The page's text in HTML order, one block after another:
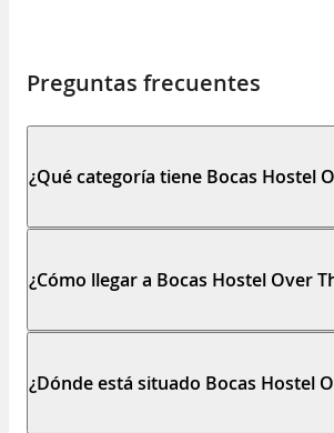
Preguntas frecuentes
¿Qué categoría tiene Bocas Hostel
¿Cómo llegar a Bocas Hostel Over
¿Dónde está situado Bocas Hostel